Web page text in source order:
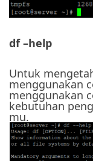
df –help
Untuk
menggunakan
menggunakan
kebutuhan
mu.